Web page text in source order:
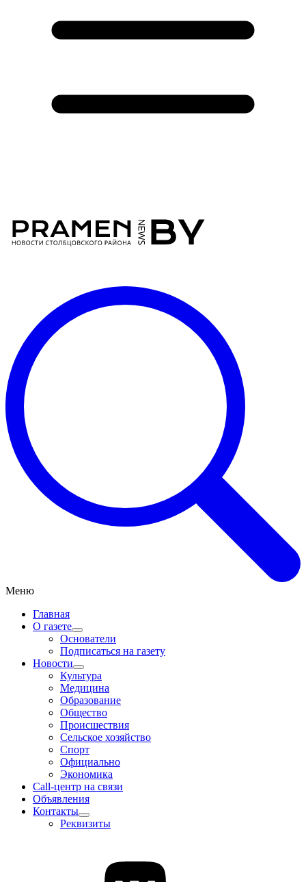
Меню
Главная
О газете
Основатели
Подписаться на газету
Новости
Культура
Медицина
Образование
Общество
Происшествия
Сельское хозяйство
Спорт
Официально
Экономика
Call-центр на связи
Объявления
Контакты
Реквизиты